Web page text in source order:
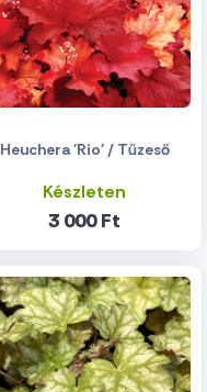
Heuchera 'Rio' / Tűzeső
Készleten
3 000 Ft